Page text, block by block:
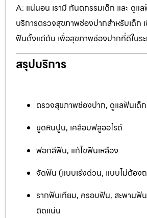
A: แน่นอน เรามี ทันตกรรมเด็ก และ ดูแ
บริการตรวจสุขภาพช่องปากสำหรับเด็ก
ฟันตั้งแต่ต้น เพื่อสุขภาพช่องปากที่ดีในระ
สรุปบริการ
ตรวจสุขภาพช่องปาก, ดูแลฟันเด็ก
ขูดหินปูน, เคลือบฟลูออไรด์
ฟอกสีฟัน, แก้ไขฟันเหลือง
จัดฟัน (แบบเร่งด่วน, แบบไม่ต้อง
รากฟันเทียม, ครอบฟัน, สะพาน
ติดแน่น